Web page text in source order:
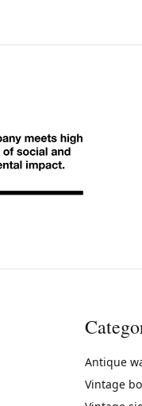
Antique
Vintage